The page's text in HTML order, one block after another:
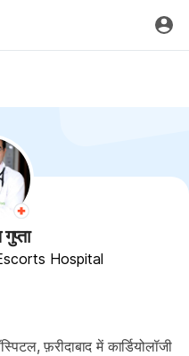
Hospital
फ़रीदाबाद में कार्डियोलॉजी